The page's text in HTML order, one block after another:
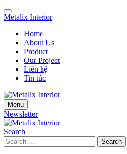
Skip
to
Skip
to
content
Metalix Interior
Home
About Us
Product
Our Project
Liên hệ
Tin tức
Menu
Newsletter
Search
Search